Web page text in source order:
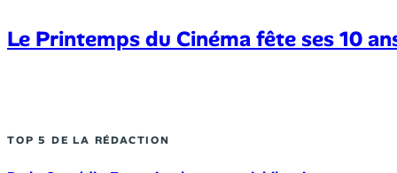
Le Printemps du Cinéma fête ses 10
TOP 5 DE LA RÉDACTION